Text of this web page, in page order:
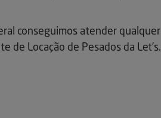
conseguimos atender qualquer
de Locação de Pesados da Let’s.